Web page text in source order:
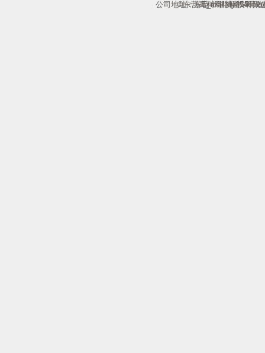
©东营高科网络科技有限
公司地址：东营市淄博路65号